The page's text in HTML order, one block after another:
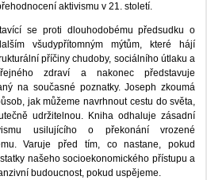
aktivismu v 21. století.
se proti dlouhodobému předsudku o
všudypřítomným mýtům, které hájí
příčiny chudoby, sociálního útlaku a
zdraví a nakonec představuje
na současné poznatky. Joseph zkoumá
jak můžeme navrhnout cestu do světa,
udržitelnou. Kniha odhaluje zásadní
usilujícího o překonání vrozené
Varuje před tím, co nastane, pokud
našeho socioekonomického přístupu a
budoucnost, pokud uspějeme.